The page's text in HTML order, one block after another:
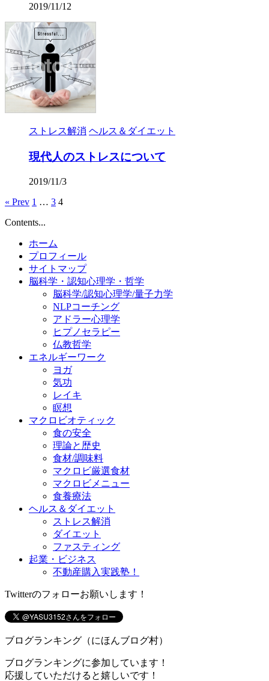
2019/11/12
ストレス解消 ヘルス＆ダイエット
現代人のストレスについて
2019/11/3
« Prev 1 … 3 4
Contents...
ホーム
プロフィール
サイトマップ
脳科学・認知心理学・哲学
脳科学/認知心理学/量子力学
NLPコーチング
アドラー心理学
ヒプノセラピー
仏教哲学
エネルギーワーク
ヨガ
気功
レイキ
瞑想
マクロビオティック
食の安全
理論と歴史
食材/調味料
マクロビ厳選食材
マクロビメニュー
食養療法
ヘルス＆ダイエット
ストレス解消
ダイエット
ファスティング
起業・ビジネス
不動産購入実践塾！
Twitterのフォローお願いします！
ブログランキング（にほんブログ村）
ブログランキングに参加しています！
応援していただけると嬉しいです！